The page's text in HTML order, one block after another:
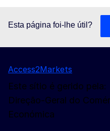
Esta página foi-lhe útil?
Access2Markets
Este sítio é gerido pela:
Direção-Geral do
Económica